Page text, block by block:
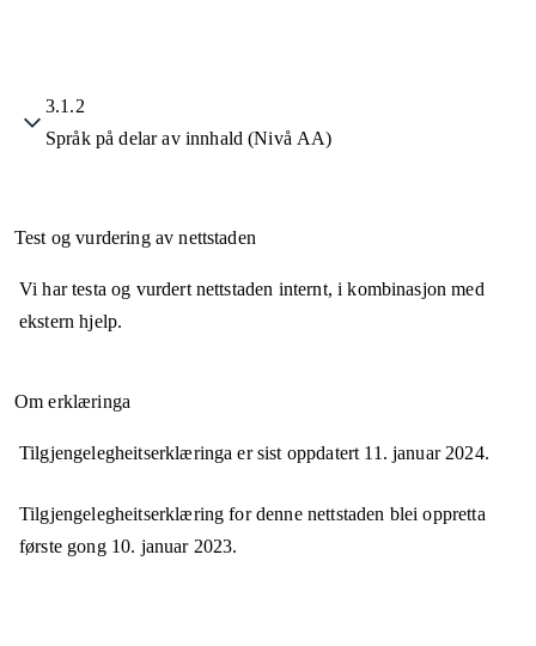
3.1.2
Språk på delar av innhald (Nivå AA)
Test og vurdering av nettstaden
Vi har testa og vurdert nettstaden internt, i kombinasjon med
ekstern hjelp.
Om erklæringa
Tilgjengelegheitserklæringa er sist oppdatert 11. januar 2024.
Tilgjengelegheitserklæring for denne nettstaden blei oppretta
første gong 10. januar 2023.